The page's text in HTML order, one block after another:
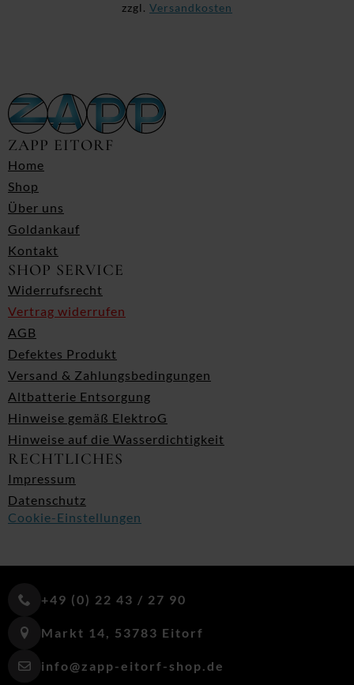
zzgl. Versandkosten
ZAPP EITORF
Home
Shop
Über uns
Goldankauf
Kontakt
SHOP SERVICE
Widerrufsrecht
Vertrag widerrufen
AGB
Defektes Produkt
Versand & Zahlungsbedingungen
Altbatterie Entsorgung
Hinweise gemäß ElektroG
Hinweise auf die Wasserdichtigkeit
RECHTLICHES
Impressum
Datenschutz
Cookie-Einstellungen
+49 (0) 22 43 / 27 90
Markt 14, 53783 Eitorf
info@zapp-eitorf-shop.de